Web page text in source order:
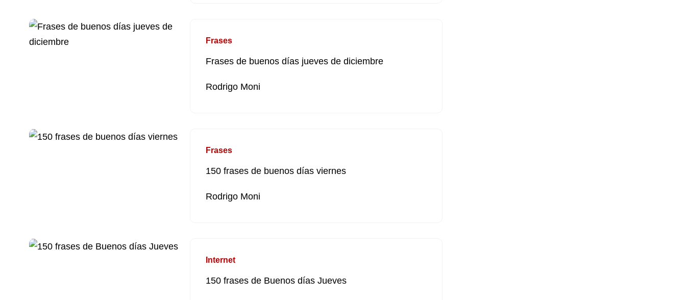
Frases
Frases de buenos días jueves de diciembre
Rodrigo Moni
Frases
150 frases de buenos días viernes
Rodrigo Moni
Internet
150 frases de Buenos días Jueves